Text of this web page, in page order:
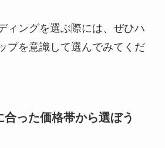
ィングを選ぶ際には、ぜひハ
プを意識して選んでみてくだ
った価格帯から選ぼう